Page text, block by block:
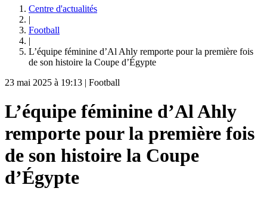
Centre d'actualités
|
Football
|
L’équipe féminine d’Al Ahly remporte pour la première fois
de son histoire la Coupe d’Égypte
23 mai 2025 à 19:13 | Football
L’équipe féminine d’Al Ahly
remporte pour la première fois
de son histoire la Coupe
d’Égypte